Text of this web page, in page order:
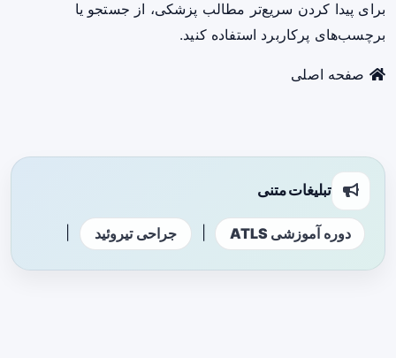
برای پیدا کردن سریع‌تر مطالب پزشکی، از جستجو یا
برچسب‌های پرکاربرد استفاده کنید.
صفحه اصلی
تبلیغات متنی
دوره آموزشی ATLS جراحی تیروئید